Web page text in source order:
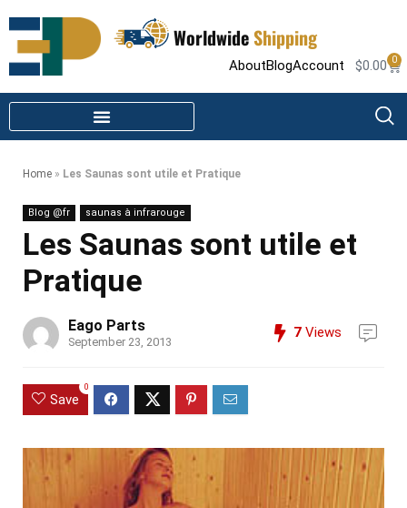
WorldwideShipping
AboutBlogAccount $0.00 0
Home » Les Saunas sont utile et Pratique
Blog @fr saunas à infrarouge
Les Saunas sont utile et
Pratique
Eago Parts
September 23, 2013
7 Views
Save
0